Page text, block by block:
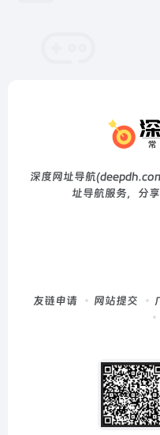
深度网址导航
址导航服务，分
友链申请 网站提交